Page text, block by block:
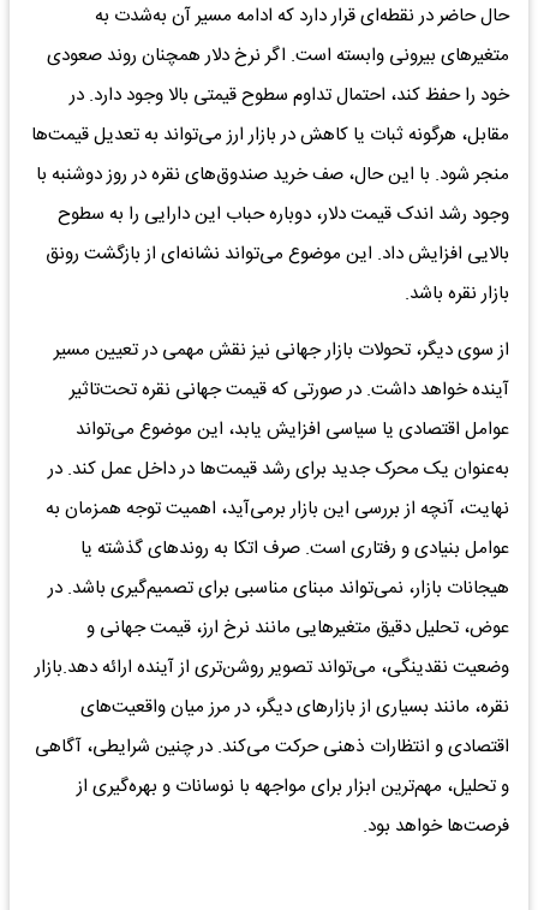
حال حاضر در نقطه‌ای قرار دارد که ادامه مسیر آن به‌شدت به
متغیرهای بیرونی وابسته است. اگر نرخ دلار همچنان روند صعودی
خود را حفظ کند، احتمال تداوم سطوح قیمتی بالا وجود دارد. در
مقابل، هرگونه ثبات یا کاهش در بازار ارز می‌تواند به تعدیل قیمت‌ها
منجر شود. با این حال، صف خرید صندوق‌های نقره در روز دوشنبه با
وجود رشد اندک قیمت دلار، دوباره حباب این دارایی را به سطوح
بالایی افزایش داد. این موضوع می‌تواند نشانه‌ای از بازگشت رونق
بازار نقره باشد.
از سوی دیگر، تحولات بازار جهانی نیز نقش مهمی در تعیین مسیر
آینده خواهد داشت. در صورتی که قیمت جهانی نقره تحت‌تاثیر
عوامل اقتصادی یا سیاسی افزایش یابد، این موضوع می‌تواند
به‌عنوان یک محرک جدید برای رشد قیمت‌ها در داخل عمل کند. در
نهایت، آنچه از بررسی این بازار برمی‌آید، اهمیت توجه همزمان به
عوامل بنیادی و رفتاری است. صرف اتکا به روندهای گذشته یا
هیجانات بازار، نمی‌تواند مبنای مناسبی برای تصمیم‌گیری باشد. در
عوض، تحلیل دقیق متغیرهایی مانند نرخ ارز، قیمت جهانی و
وضعیت نقدینگی، می‌تواند تصویر روشن‌تری از آینده ارائه دهد.بازار
نقره، مانند بسیاری از بازارهای دیگر، در مرز میان واقعیت‌های
اقتصادی و انتظارات ذهنی حرکت می‌کند. در چنین شرایطی، آگاهی
و تحلیل، مهم‌ترین ابزار برای مواجهه با نوسانات و بهره‌گیری از
فرصت‌ها خواهد بود.